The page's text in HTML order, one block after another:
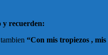
y recuerden:
“Con mis tropiezos ,